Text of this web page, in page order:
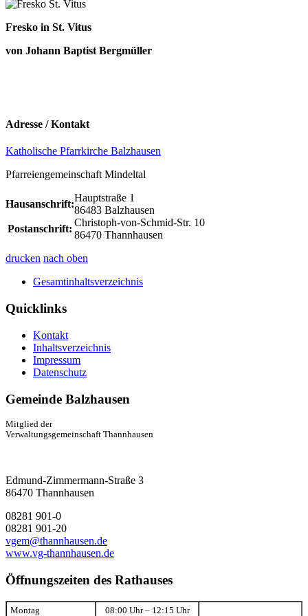
Fresko in St. Vitus
von Johann Baptist Bergmüller
Adresse / Kontakt
Katholische Pfarrkirche Balzhausen
Pfarreiengemeinschaft Mindeltal
Hausanschrift:
Hauptstraße 1
86483 Balzhausen
Postanschrift:
Christoph-von-Schmid-Str. 10
86470 Thannhausen
drucken nach oben
Gesamtinhaltsverzeichnis
Quicklinks
Kontakt
Inhaltsverzeichnis
Impressum
Datenschutz
Gemeinde Balzhausen
Mitglied der
Verwaltungsgemeinschaft Thannhausen
Edmund-Zimmermann-Straße 3
86470 Thannhausen
08281 901-0
08281 901-20
vgem@thannhausen.de
www.vg-thannhausen.de
Öffnungszeiten des Rathauses
Montag 08:00 Uhr – 12:15 Uhr